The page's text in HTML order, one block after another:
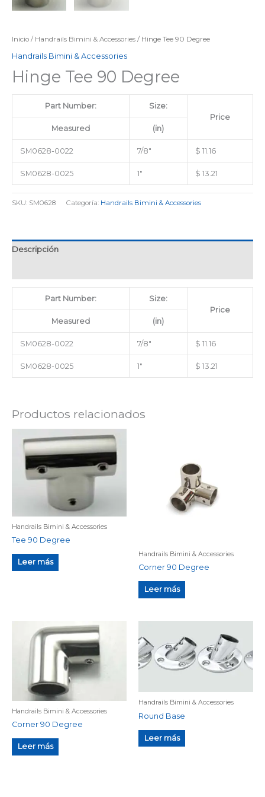
Inicio / Handrails Bimini & Accessories / Hinge Tee 90 Degree
Handrails Bimini & Accessories
Hinge Tee 90 Degree
Part Number:
Size:
Price
Measured
(in)
SM0628-0022 7/8″ $ 11.16
SM0628-0025 1″ $ 13.21
SKU: SM0628 Categoría: Handrails Bimini & Accessories
Descripción
Part Number:
Size:
Price
Measured
(in)
SM0628-0022 7/8″ $ 11.16
SM0628-0025 1″ $ 13.21
Productos relacionados
Handrails Bimini & Accessories
Tee 90 Degree
Leer más
Handrails Bimini & Accessories
Corner 90 Degree
Leer más
Handrails Bimini & Accessories
Corner 90 Degree
Leer más
Handrails Bimini & Accessories
Round Base
Leer más